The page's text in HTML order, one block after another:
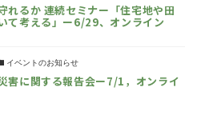
れるか 連続セミナー「住宅地や田
て考える」ー6/29、オンライン
イベントのお知らせ
害に関する報告会ー7/1，オンライ